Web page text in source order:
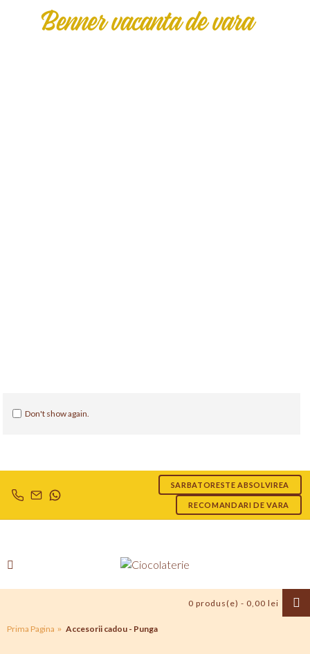
Benner vacanta de vara
Don't show again.
SARBATORESTE ABSOLVIREA
RECOMANDARI DE VARA
0 produs(e) - 0,00 lei
Prima Pagina Accesorii cadou - Punga